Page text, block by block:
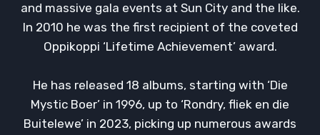
and massive gala events at Sun City and the like.
In 2010 he was the first recipient of the coveted
Oppikoppi ‘Lifetime Achievement’ award.
He has released 18 albums, starting with ‘Die
Mystic Boer’ in 1996, up to ‘Rondry, fliek en die
Buitelewe’ in 2023, picking up numerous awards